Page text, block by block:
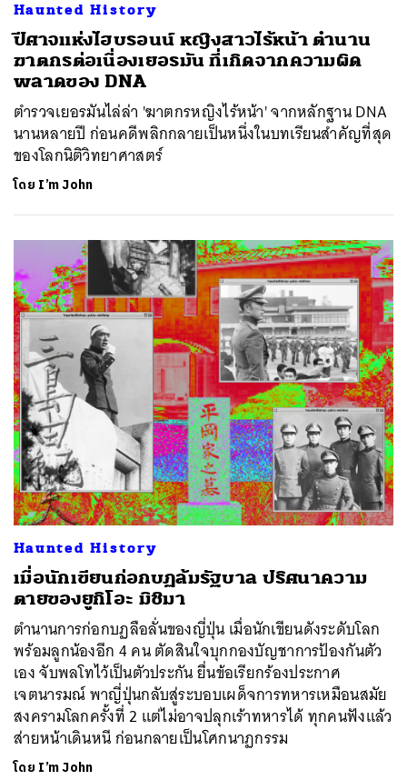
Haunted History
ปีศาจแห่งไฮบรอนน์ หญิงสาวไร้หน้า ตำนาน
ฆาตกรต่อเนื่องเยอรมัน ที่เกิดจากความผิด
พลาดของ DNA
ตำรวจเยอรมันไล่ล่า 'ฆาตกรหญิงไร้หน้า' จากหลักฐาน DNA
นานหลายปี ก่อนคดีพลิกกลายเป็นหนึ่งในบทเรียนสำคัญที่สุด
ของโลกนิติวิทยาศาสตร์
โดย I’m John
Haunted History
เมื่อนักเขียนก่อกบฏล้มรัฐบาล ปริศนาความ
ตายของยูกิโอะ มิชิมา
ตำนานการก่อกบฏลือลั่นของญี่ปุ่น เมื่อนักเขียนดังระดับโลก
พร้อมลูกน้องอีก 4 คน ตัดสินใจบุกกองบัญชาการป้องกันตัว
เอง จับพลโทไว้เป็นตัวประกัน ยื่นข้อเรียกร้องประกาศ
เจตนารมณ์ พาญี่ปุ่นกลับสู่ระบอบเผด็จการทหารเหมือนสมัย
สงครามโลกครั้งที่ 2 แต่ไม่อาจปลุกเร้าทหารได้ ทุกคนฟังแล้ว
ส่ายหน้าเดินหนี ก่อนกลายเป็นโศกนาฏกรรม
โดย I’m John